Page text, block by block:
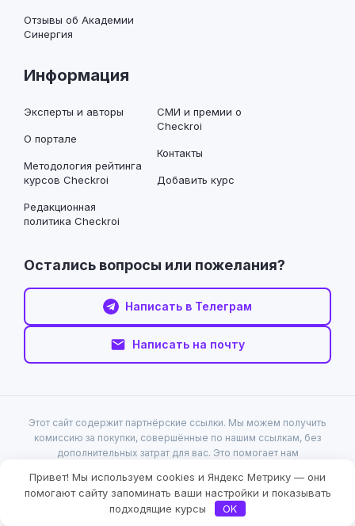
Отзывы об Академии
Синергия
Информация
Эксперты и авторы
О портале
Методология рейтинга
курсов Checkroi
Редакционная
политика Checkroi
СМИ и премии о
Checkroi
Контакты
Добавить курс
Остались вопросы или пожелания?
Написать в Телеграм
Написать на почту
Этот сайт содержит партнёрские ссылки. Мы можем получить
комиссию за покупки, совершённые по нашим ссылкам, без
дополнительных затрат для вас. Это помогает нам
информацию. Для таких ссылок работает пометка «Реклама.
Информация о рекламодателе по ссылкам в статье.»
В материалах могут упоминаться продукты Meta* — признана
Привет! Мы используем cookies и Яндекс Метрику — они
помогают сайту запоминать ваши настройки и показывать
подходящие курсы
OK
Фильтры